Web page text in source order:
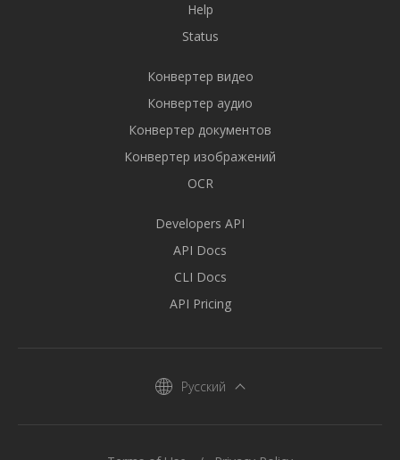
Help
Status
Конвертер видео
Конвертер аудио
Конвертер документов
Конвертер изображений
OCR
Developers API
API Docs
CLI Docs
API Pricing
Русский